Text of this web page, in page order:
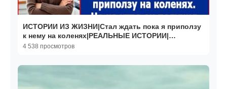
ИСТОРИИ ИЗ ЖИЗНИ|Стал ждать пока я приползу
к нему на коленях|РЕАЛЬНЫЕ ИСТОРИИ|
ЖИЗНЕННЫЕ ИСТОРИИ
4 538 просмотров